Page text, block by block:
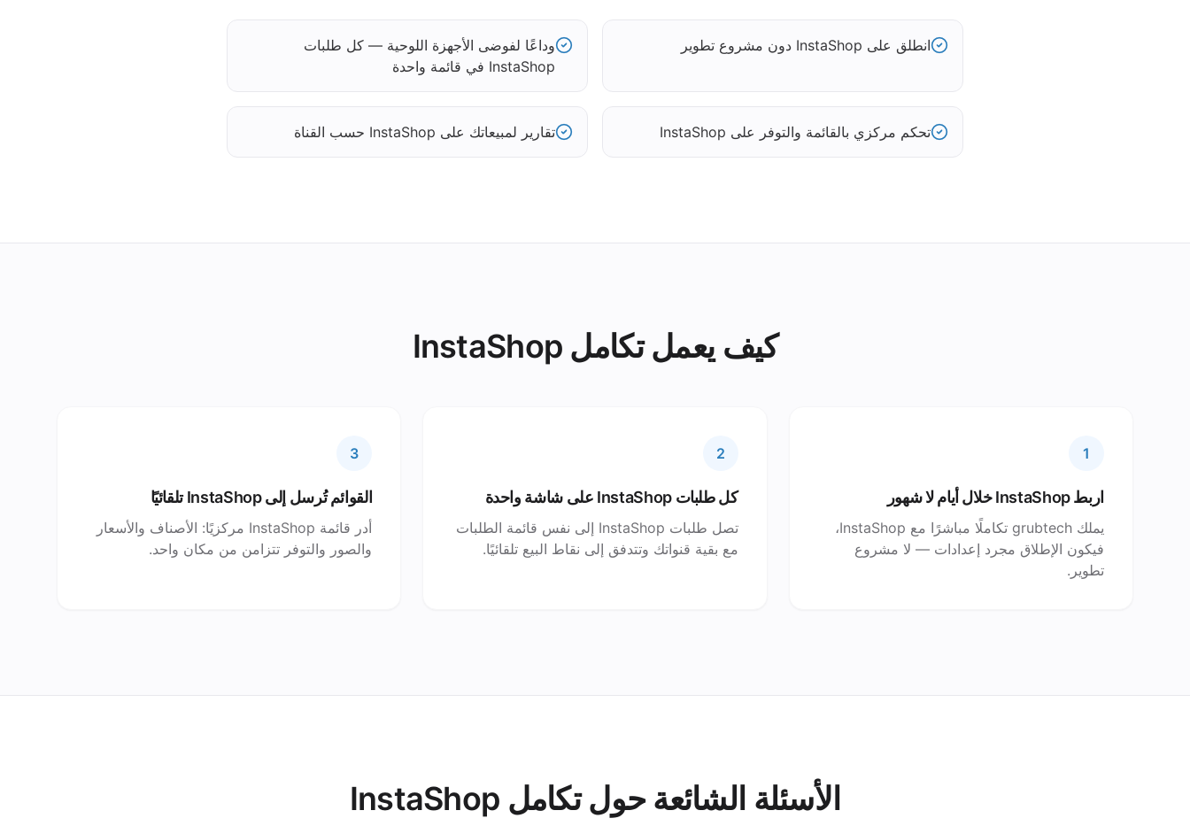
انطلق على InstaShop دون مشروع تطوير
وداعًا لفوضى الأجهزة اللوحية — كل طلبات
InstaShop في قائمة واحدة
تحكم مركزي بالقائمة والتوفر على InstaShop تقارير لمبيعاتك على InstaShop حسب القناة
كيف يعمل تكامل InstaShop
1
اربط InstaShop خلال أيام لا شهور
يملك grubtech تكاملًا مباشرًا مع InstaShop،
فيكون الإطلاق مجرد إعدادات — لا مشروع
تطوير.
2
كل طلبات InstaShop على شاشة واحدة
تصل طلبات InstaShop إلى نفس قائمة الطلبات
مع بقية قنواتك وتتدفق إلى نقاط البيع تلقائيًا.
3
القوائم تُرسل إلى InstaShop تلقائيًا
أدر قائمة InstaShop مركزيًا: الأصناف والأسعار
والصور والتوفر تتزامن من مكان واحد.
الأسئلة الشائعة حول تكامل InstaShop